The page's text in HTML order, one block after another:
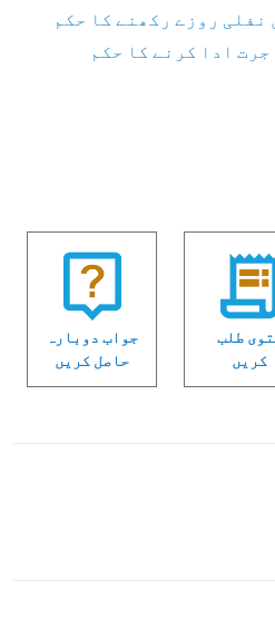
نفلی روزے رکھنے کا حکم
ادا کرنے کا حکم
طلب
کریں
جواب دوبارہ
حاصل کریں